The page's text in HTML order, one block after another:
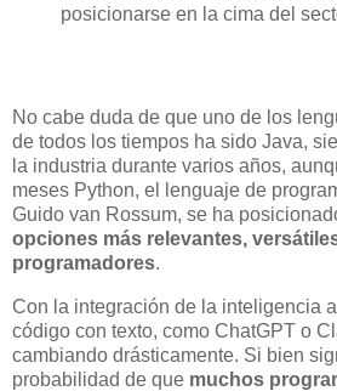
posicionarse en la cima del
No cabe duda de que uno de los
de todos los tiempos ha sido Java,
la industria durante varios años,
meses Python, el lenguaje de
Guido van Rossum, se ha
opciones más relevantes,
programadores.
Con la integración de la inteligencia
código con texto, como ChatGPT o
cambiando drásticamente. Si bien
probabilidad de que muchos